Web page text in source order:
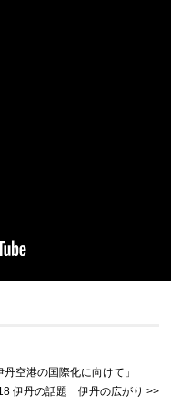
空港の国際化に向けて」
伊丹の話題 伊丹の広がり